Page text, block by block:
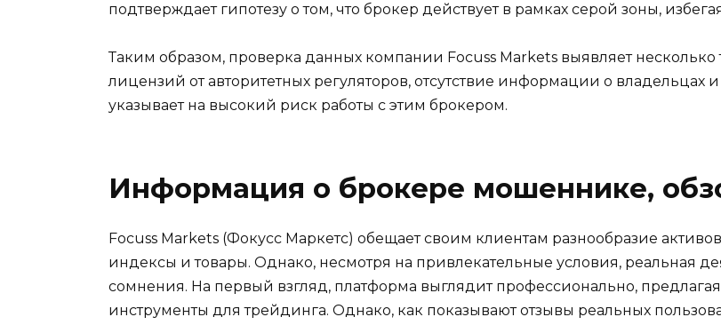
подтверждает гипотезу о том, что брокер действует в рамках серой зоны,
Таким образом, проверка данных компании Focuss Markets выявляет несколько
лицензий от авторитетных регуляторов, отсутствие информации о
указывает на высокий риск работы с этим брокером.
Информация о брокере мошеннике,
Focuss Markets (Фокусс Маркетс) обещает своим клиентам разнообразие
индексы и товары. Однако, несмотря на привлекательные условия, реальная
сомнения. На первый взгляд, платформа выглядит профессионально,
инструменты для трейдинга. Однако, как показывают отзывы реальных